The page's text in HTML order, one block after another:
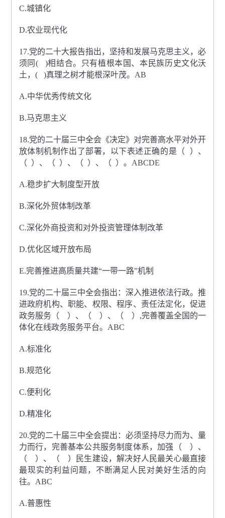
C.城镇化
D.农业现代化
17.党的二十大报告指出，坚持和发展马克思主义，必
须同( )相结合。只有植根本国、本民族历史文化沃
土，( )真理之树才能根深叶茂。AB
A.中华优秀传统文化
B.马克思主义
18.党的二十届三中全会《决定》对完善高水平对外开
放体制机制作出了部署，以下表述正确的是（ ）、
（ ）、（ ）、（ ）、（ ）。ABCDE
A.稳步扩大制度型开放
B.深化外贸体制改革
C.深化外商投资和对外投资管理体制改革
D.优化区域开放布局
E.完善推进高质量共建“一带一路”机制
19.党的二十届三中全会指出：深入推进依法行政。推
进政府机构、职能、权限、程序、责任法定化，促进
政务服务（ ）、（ ）、（ ）,完善覆盖全国的一
体化在线政务服务平台。ABC
A.标准化
B.规范化
C.便利化
D.精准化
20.党的二十届三中全会提出：必须坚持尽力而为、量
力而行，完善基本公共服务制度体系，加强（ ）、
（ ）、（ ）民生建设，解决好人民最关心最直接
最现实的利益问题，不断满足人民对美好生活的向
往。ABC
A.普惠性